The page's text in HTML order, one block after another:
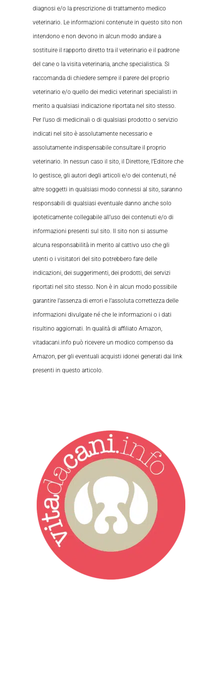
diagnosi e/o la prescrizione di trattamento medico
veterinario. Le informazioni contenute in questo sito non
intendono e non devono in alcun modo andare a
sostituire il rapporto diretto tra il veterinario e il padrone
del cane o la visita veterinaria, anche specialistica. Si
raccomanda di chiedere sempre il parere del proprio
veterinario e/o quello dei medici veterinari specialisti in
merito a qualsiasi indicazione riportata nel sito stesso.
Per l’uso di medicinali o di qualsiasi prodotto o servizio
indicati nel sito è assolutamente necessario e
assolutamente indispensabile consultare il proprio
veterinario. In nessun caso il sito, il Direttore, l’Editore che
lo gestisce, gli autori degli articoli e/o dei contenuti, né
altre soggetti in qualsiasi modo connessi al sito, saranno
responsabili di qualsiasi eventuale danno anche solo
ipoteticamente collegabile all’uso dei contenuti e/o di
informazioni presenti sul sito. Il sito non si assume
alcuna responsabilità in merito al cattivo uso che gli
utenti o i visitatori del sito potrebbero fare delle
indicazioni, dei suggerimenti, dei prodotti, dei servizi
riportati nel sito stesso. Non è in alcun modo possibile
garantire l’assenza di errori e l’assoluta correttezza delle
informazioni divulgate né che le informazioni o i dati
risultino aggiornati. In qualità di affiliato Amazon,
vitadacani.info può ricevere un modico compenso da
Amazon, per gli eventuali acquisti idonei generati dai link
presenti in questo articolo.